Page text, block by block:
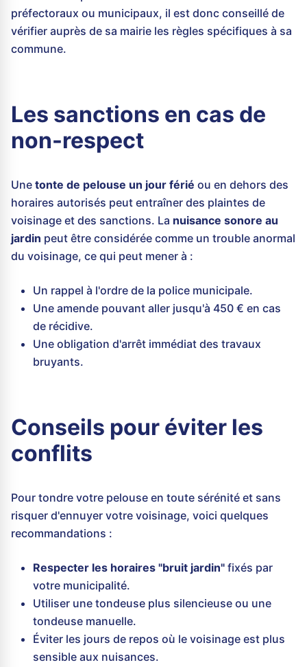
préfectoraux ou municipaux, il est donc conseillé de
vérifier auprès de sa mairie les règles spécifiques à sa
commune.
Les sanctions en cas de
non-respect
Une tonte de pelouse un jour férié ou en dehors des
horaires autorisés peut entraîner des plaintes de
voisinage et des sanctions. La nuisance sonore au
jardin peut être considérée comme un trouble anormal
du voisinage, ce qui peut mener à :
Un rappel à l'ordre de la police municipale.
Une amende pouvant aller jusqu'à 450 € en cas
de récidive.
Une obligation d'arrêt immédiat des travaux
bruyants.
Conseils pour éviter les
conflits
Pour tondre votre pelouse en toute sérénité et sans
risquer d'ennuyer votre voisinage, voici quelques
recommandations :
Respecter les horaires "bruit jardin" fixés par
votre municipalité.
Utiliser une tondeuse plus silencieuse ou une
tondeuse manuelle.
Éviter les jours de repos où le voisinage est plus
sensible aux nuisances.